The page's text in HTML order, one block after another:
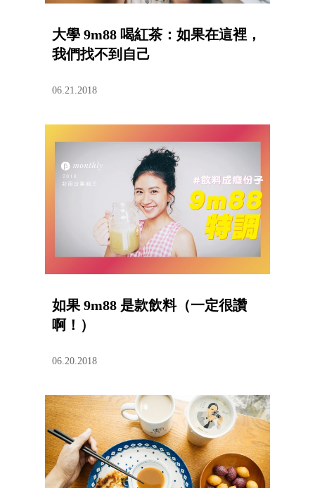
大學 9m88 喝紅茶：如果在這裡，
我們找不到自己
06.21.2018
如果 9m88 是款飲料（一定很讚
啊！）
06.20.2018